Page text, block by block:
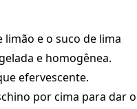
e o suco de lima
e homogênea.
efervescente.
por cima para dar